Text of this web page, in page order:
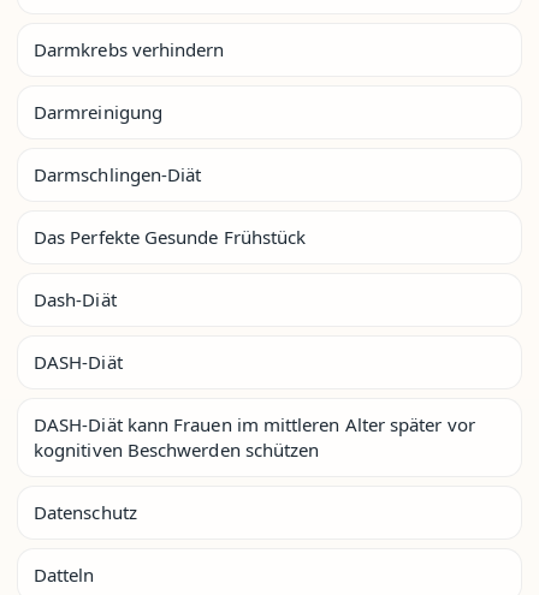
Darmkrebs verhindern
Darmreinigung
Darmschlingen-Diät
Das Perfekte Gesunde Frühstück
Dash-Diät
DASH-Diät
DASH-Diät kann Frauen im mittleren Alter später vor
kognitiven Beschwerden schützen
Datenschutz
Datteln